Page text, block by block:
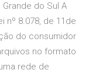
do Sul A
nº 8.078, de 11de
do consumidor
no formato
rede de